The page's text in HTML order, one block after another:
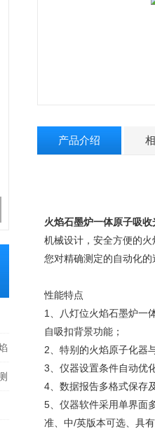
产品介绍
火焰石墨炉一体原子吸收
机械设计，安全方便的
您对精确测定的自动化的
性能特点
1、八灯位火焰石墨炉一
自吸扣背景功能；
2、特别的火焰原子化器
3、仪器设置条件自动优
4、数据报告多格式保存
5、仪器软件采用单界面
准、中/英版本可选、具